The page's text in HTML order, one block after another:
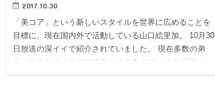
2017.10.30
「美コア」という新しいスタイルを世界に広めることを
目標に、現在国内外で活動している山口絵里加。 10月30
日放送の深イイで紹介されていました。 現在多数の弟
子、生徒を抱える山口絵里とは？美コアとは？ 最後に、